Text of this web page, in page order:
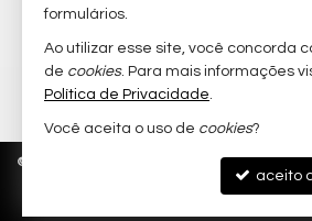
TikTok
YouTube
© Política de
Site
formulários.
Ao utilizar esse site, você concorda
de cookies. Para mais informações
Política de Privacidade.
Você aceita o uso de cookies?
aceito